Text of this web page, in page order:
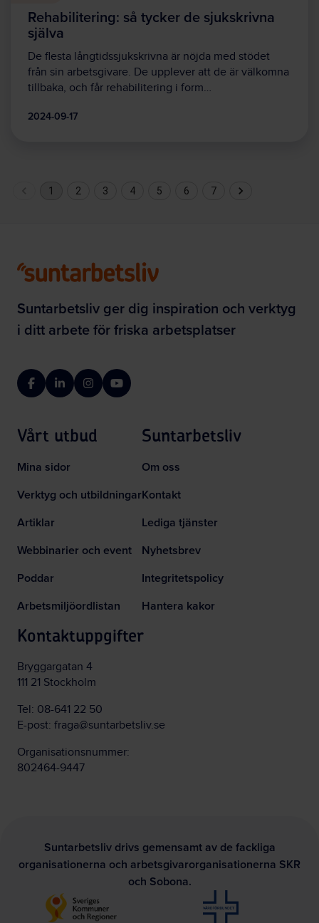
Rehabilitering: så tycker de sjukskrivna
själva
De flesta långtidssjukskrivna är nöjda med stödet
från sin arbetsgivare. De upplever att de är välkomna
tillbaka, och får rehabilitering i form…
2024-09-17
1 2 3 4 5 6 7
Suntarbetsliv ger dig inspiration och verktyg
i ditt arbete för friska arbetsplatser
FacebookLinkedInInstagramYouTube
Vårt utbud
Mina sidor
Verktyg och utbildningar
Artiklar
Webbinarier och event
Poddar
Arbetsmiljöordlistan
Suntarbetsliv
Om oss
Kontakt
Lediga tjänster
Nyhetsbrev
Integritetspolicy
Hantera kakor
Kontaktuppgifter
Bryggargatan 4
111 21 Stockholm
Tel: 08-641 22 50
E-post: fraga@suntarbetsliv.se
Organisationsnummer:
802464-9447
Suntarbetsliv drivs gemensamt av de fackliga
organisationerna och arbetsgivarorganisationerna SKR
och Sobona.